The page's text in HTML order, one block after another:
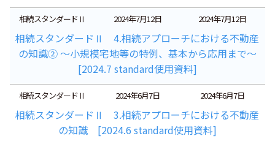
相続スタンダードⅡ 2024年7月12日 2024年7月12日
相続スタンダードⅡ 4.相続アプローチにおける不動産
の知識② ～小規模宅地等の特例、基本から応用まで～
[2024.7 standard使用資料]
相続スタンダードⅡ 2024年6月7日 2024年6月7日
相続スタンダードⅡ 3.相続アプローチにおける不動産
の知識 [2024.6 standard使用資料]